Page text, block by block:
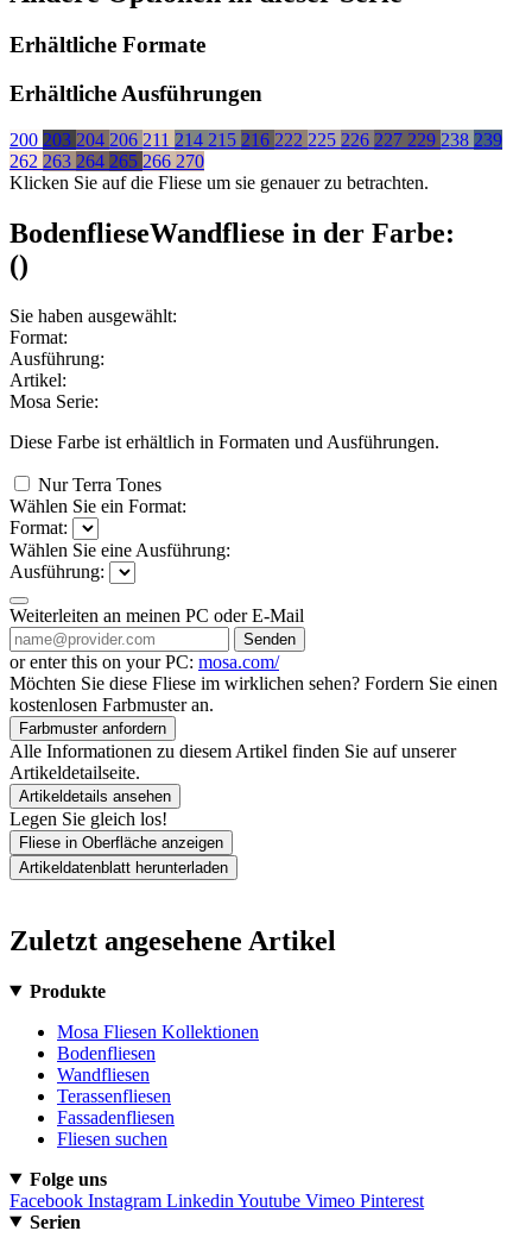
Erhältliche Formate
Erhältliche Ausführungen
200 203 204 206 211 214 215 216 222 225 226 227 229 238 239
262 263 264 265 266 270
Klicken Sie auf die Fliese um sie genauer zu betrachten.
BodenflieseWandfliese in der Farbe:
()
Sie haben ausgewählt:
Format:
Ausführung:
Artikel:
Mosa Serie:
Diese Farbe ist erhältlich in Formaten und Ausführungen.
Nur Terra Tones
Wählen Sie ein Format:
Format:
Wählen Sie eine Ausführung:
Ausführung:
Weiterleiten an meinen PC oder E-Mail
Senden
or enter this on your PC: mosa.com/
Möchten Sie diese Fliese im wirklichen sehen? Fordern Sie einen
kostenlosen Farbmuster an.
Farbmuster anfordern
Alle Informationen zu diesem Artikel finden Sie auf unserer
Artikeldetailseite.
Artikeldetails ansehen
Legen Sie gleich los!
Fliese in Oberfläche anzeigen
Artikeldatenblatt herunterladen
Zuletzt angesehene Artikel
Produkte
Mosa Fliesen Kollektionen
Bodenfliesen
Wandfliesen
Terassenfliesen
Fassadenfliesen
Fliesen suchen
Folge uns
Facebook Instagram Linkedin Youtube Vimeo Pinterest
Serien